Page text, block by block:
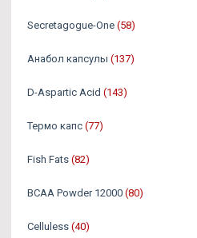
Secretagogue-One (58)
Анабол капсулы (137)
D-Aspartic Acid (143)
Термо капс (77)
Fish Fats (82)
BCAA Powder 12000 (80)
Celluless (40)